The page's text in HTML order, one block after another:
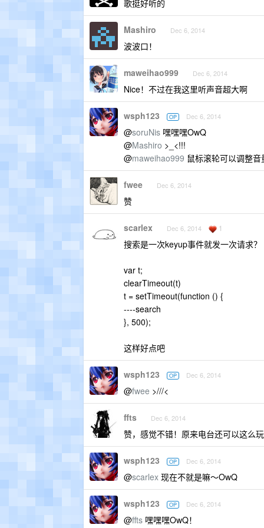
歌挺好听的
Mashiro Dec 6, 2014
波波口！
maweihao999 Dec 6, 2014
Nice！不过在我这里听声音超大啊
wsph123 OP Dec 6, 2014
@soruNis 嘿嘿嘿OwQ
@Mashiro >_<!!!
@maweihao999 鼠标滚轮可以调整音
fwee Dec 6, 2014
赞
scarlex Dec 6, 2014 1
搜索是一次keyup事件就发一次请求？
var t;
clearTimeout(t)
t = setTimeout(function () {
----search
}, 500);
这样好点吧
wsph123 OP Dec 6, 2014
@fwee >///<
ffts Dec 6, 2014
赞，感觉不错！原来电台还可以这么玩
wsph123 OP Dec 6, 2014
@scarlex 现在不就是嘛～OwQ
wsph123 OP Dec 6, 2014
@ffts 嘿嘿嘿OwQ！